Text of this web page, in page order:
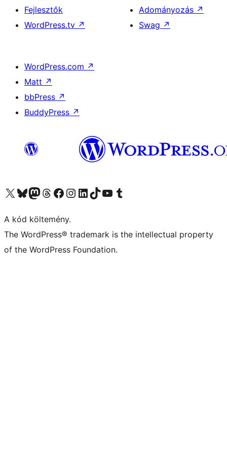
Fejlesztők
WordPress.tv ↗
Adományozás ↗
Swag ↗
WordPress.com ↗
Matt ↗
bbPress ↗
BuddyPress ↗
Visit our X (formerly Twitter) account
Visit our Bluesky account
Twitter csatornánk
Visit our Threads account
Facebook oldalunk megtekintése
Visit our Instagram account
Visit our LinkedIn account
Visit our TikTok account
Visit our YouTube channel
Visit our Tumblr account
A kód költemény.
The WordPress® trademark is the intellectual property
of the WordPress Foundation.